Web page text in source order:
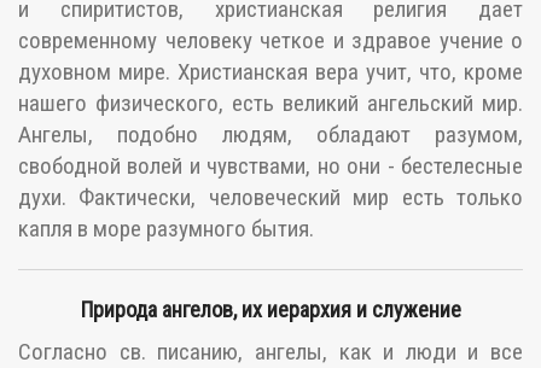
и спиритистов, христианская религия дает
современному человеку четкое и здравое учение о
духовном мире. Христианская вера учит, что, кроме
нашего физического, есть великий ангельский мир.
Ангелы, подобно людям, обладают разумом,
свободной волей и чувствами, но они - бестелесные
духи. Фактически, человеческий мир есть только
капля в море разумного бытия.
Природа ангелов, их иерархия и служение
Согласно св. писанию, ангелы, как и люди и все